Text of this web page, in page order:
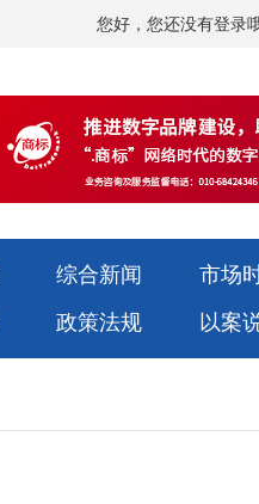
您好，您还没有登录
综合新闻
市场
政策法规 以案